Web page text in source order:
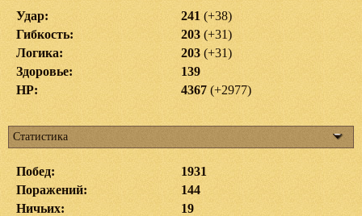
Удар: 241(+38)
Гибкость:
203 (+31)
Логика:
203 (+31)
Здоровье:
139
HP:
4367 (+2977)
Статистика
Побед:
1931
Поражений:
144
Ничьих:
19